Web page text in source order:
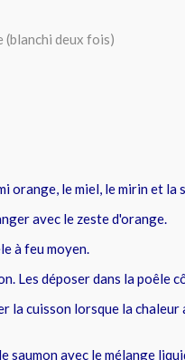
(blanchi deux fois)
orange, le miel, le mirin et la
avec le zeste d'orange.
à feu moyen.
Les déposer dans la poêle
la cuisson lorsque la
saumon avec le mélange